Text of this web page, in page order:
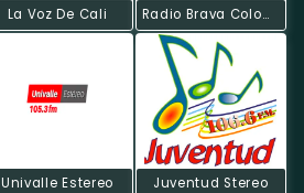
La Voz De Cali Radio Brava Colombia
Univalle Estereo Juventud Stereo